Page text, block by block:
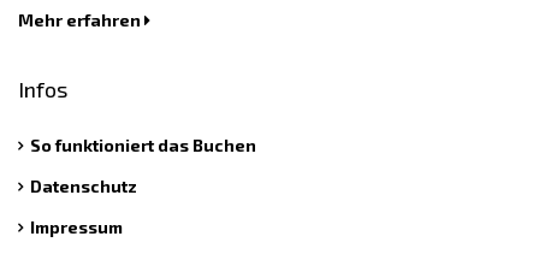
Mehr erfahren
Infos
So funktioniert das Buchen
Datenschutz
Impressum